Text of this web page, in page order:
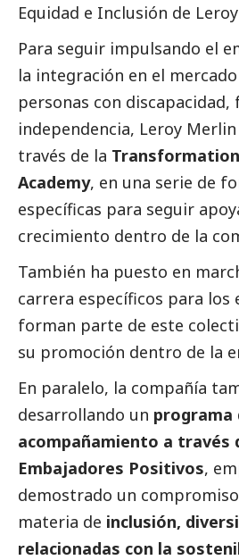
Equidad e Inclusión de
Para seguir impulsando el
la integración en el
personas con
independencia, Leroy
través de la
Academy, en una serie de
específicas para seguir
crecimiento dentro de la
También ha puesto en
carrera específicos para los
forman parte de este
su promoción dentro de la
En paralelo, la compañía
desarrollando un programa
acompañamiento a través
Embajadores Positivos,
demostrado un
materia de inclusión,
relacionadas con la